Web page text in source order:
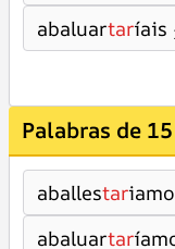
abaluartaríais
Palabras de
aballestar
abaluartar